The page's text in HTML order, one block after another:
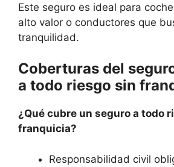
Este seguro es ideal para
alto valor o conductores que
tranquilidad.
Coberturas del
a todo riesgo sin
¿Qué cubre un seguro a todo
franquicia?
Responsabilidad civil